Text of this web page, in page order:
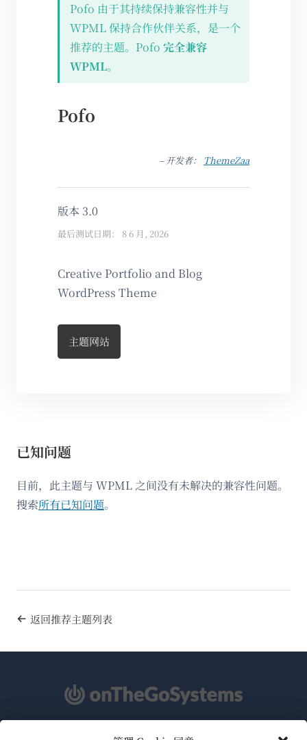
Pofo 由于其持续保持兼容性并与
WPML 保持合作伙伴关系，是一个
推荐的主题。Pofo 完全兼容
WPML。
Pofo
– 开发者： ThemeZaa
版本 3.0
最后测试日期： 8 6 月, 2026
Creative Portfolio and Blog
WordPress Theme
主题网站
已知问题
目前，此主题与 WPML 之间没有未解决的兼容性问题。
搜索所有已知问题。
返回推荐主题列表